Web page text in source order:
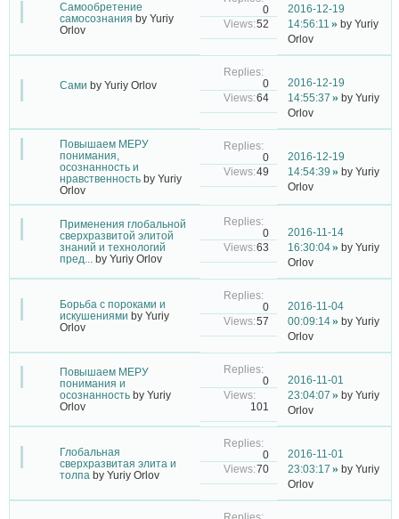
Самообретение
самосознания by Yuriy
Orlov
0
52
2016-12-19
14:56:11
byYuriy
Orlov
Сами by Yuriy Orlov
0
64
2016-12-19
14:55:37
byYuriy
Orlov
Повышаем МЕРУ
понимания,
осознанность и
нравственность by Yuriy
Orlov
0
49
2016-12-19
14:54:39
byYuriy
Orlov
Применения глобальной
сверхразвитой элитой
знаний и технологий
пред...
by Yuriy Orlov
0
63
2016-11-14
16:30:04
byYuriy
Orlov
Борьба с пороками и
искушениями by Yuriy
Orlov
0
57
2016-11-04
00:09:14
byYuriy
Orlov
Повышаем МЕРУ
понимания и
осознанность by Yuriy
Orlov
0
101
2016-11-01
23:04:07
byYuriy
Orlov
Глобальная
сверхразвитая элита и
толпа by Yuriy Orlov
0
70
2016-11-01
23:03:17
byYuriy
Orlov